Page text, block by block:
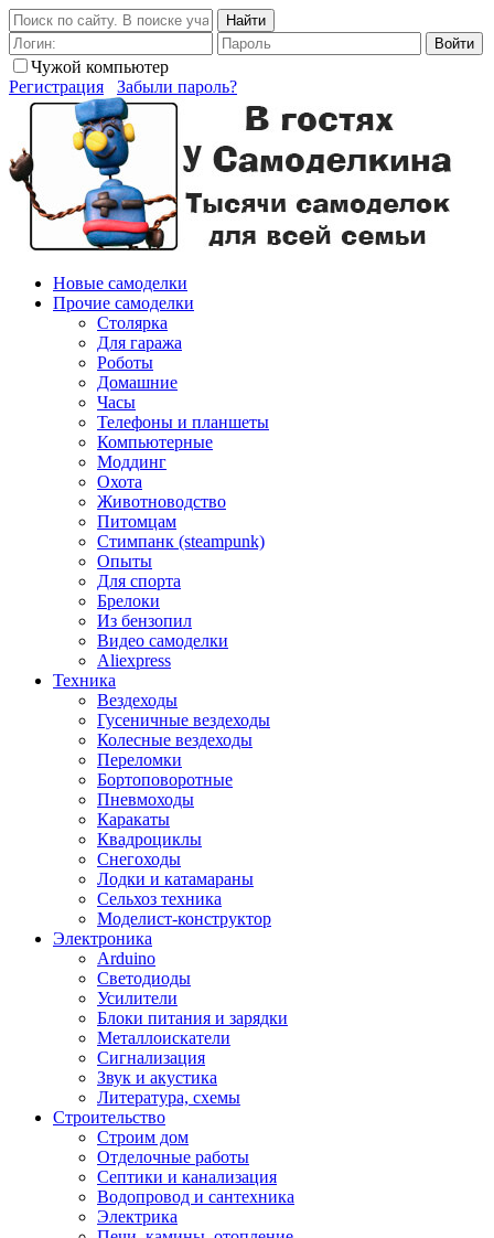
Найти
Войти
Чужой компьютер
Регистрация
Забыли пароль?
Новые самоделки
Прочие самоделки
Столярка
Для гаража
Роботы
Домашние
Часы
Телефоны и планшеты
Компьютерные
Моддинг
Охота
Животноводство
Питомцам
Стимпанк (steampunk)
Опыты
Для спорта
Брелоки
Из бензопил
Видео самоделки
Aliexpress
Техника
Вездеходы
Гусеничные вездеходы
Колесные вездеходы
Переломки
Бортоповоротные
Пневмоходы
Каракаты
Квадроциклы
Снегоходы
Лодки и катамараны
Сельхоз техника
Моделист-конструктор
Электроника
Arduino
Светодиоды
Усилители
Блоки питания и зарядки
Металлоискатели
Сигнализация
Звук и акустика
Литература, схемы
Строительство
Строим дом
Отделочные работы
Септики и канализация
Водопровод и сантехника
Электрика